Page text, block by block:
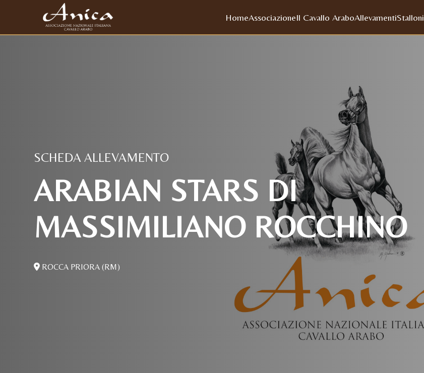
HomeAssociazioneIl Cavallo AraboAllevamentiStalloni
SCHEDA ALLEVAMENTO
ARABIAN STARS DI
MASSIMILIANO ROCCHINO
ROCCA PRIORA (RM)